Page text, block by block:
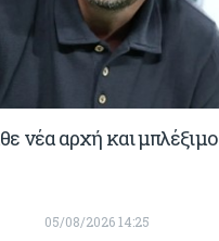
νέα αρχή και μπλέξιμο
05/08/2026 14:25